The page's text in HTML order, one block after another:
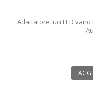
Adattatore luci LED